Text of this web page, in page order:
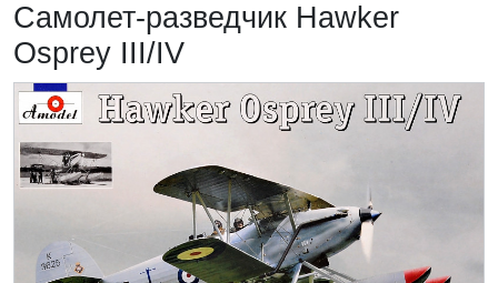
Самолет-разведчик Hawker
Osprey III/IV